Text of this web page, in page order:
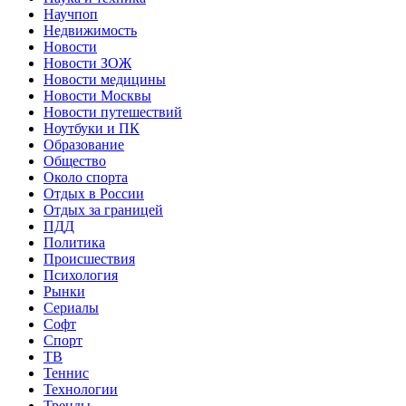
Научпоп
Недвижимость
Новости
Новости ЗОЖ
Новости медицины
Новости Москвы
Новости путешествий
Ноутбуки и ПК
Образование
Общество
Около спорта
Отдых в России
Отдых за границей
ПДД
Политика
Происшествия
Психология
Рынки
Сериалы
Софт
Спорт
ТВ
Теннис
Технологии